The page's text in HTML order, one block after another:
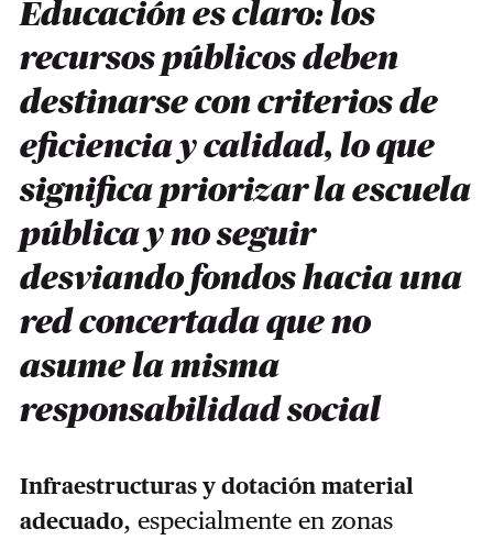
Educación es claro: los
recursos públicos deben
destinarse con criterios de
eficiencia y calidad, lo que
significa priorizar la escuela
pública y no seguir
desviando fondos hacia una
red concertada que no
asume la misma
responsabilidad social
Infraestructuras y dotación material
adecuado, especialmente en zonas